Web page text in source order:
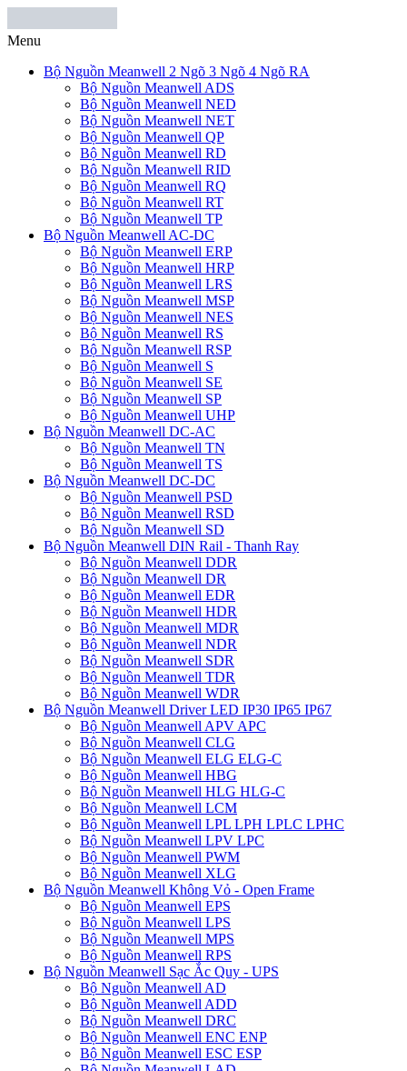
Menu
Bộ Nguồn Meanwell 2 Ngõ 3 Ngõ 4 Ngõ RA
Bộ Nguồn Meanwell ADS
Bộ Nguồn Meanwell NED
Bộ Nguồn Meanwell NET
Bộ Nguồn Meanwell QP
Bộ Nguồn Meanwell RD
Bộ Nguồn Meanwell RID
Bộ Nguồn Meanwell RQ
Bộ Nguồn Meanwell RT
Bộ Nguồn Meanwell TP
Bộ Nguồn Meanwell AC-DC
Bộ Nguồn Meanwell ERP
Bộ Nguồn Meanwell HRP
Bộ Nguồn Meanwell LRS
Bộ Nguồn Meanwell MSP
Bộ Nguồn Meanwell NES
Bộ Nguồn Meanwell RS
Bộ Nguồn Meanwell RSP
Bộ Nguồn Meanwell S
Bộ Nguồn Meanwell SE
Bộ Nguồn Meanwell SP
Bộ Nguồn Meanwell UHP
Bộ Nguồn Meanwell DC-AC
Bộ Nguồn Meanwell TN
Bộ Nguồn Meanwell TS
Bộ Nguồn Meanwell DC-DC
Bộ Nguồn Meanwell PSD
Bộ Nguồn Meanwell RSD
Bộ Nguồn Meanwell SD
Bộ Nguồn Meanwell DIN Rail - Thanh Ray
Bộ Nguồn Meanwell DDR
Bộ Nguồn Meanwell DR
Bộ Nguồn Meanwell EDR
Bộ Nguồn Meanwell HDR
Bộ Nguồn Meanwell MDR
Bộ Nguồn Meanwell NDR
Bộ Nguồn Meanwell SDR
Bộ Nguồn Meanwell TDR
Bộ Nguồn Meanwell WDR
Bộ Nguồn Meanwell Driver LED IP30 IP65 IP67
Bộ Nguồn Meanwell APV APC
Bộ Nguồn Meanwell CLG
Bộ Nguồn Meanwell ELG ELG-C
Bộ Nguồn Meanwell HBG
Bộ Nguồn Meanwell HLG HLG-C
Bộ Nguồn Meanwell LCM
Bộ Nguồn Meanwell LPL LPH LPLC LPHC
Bộ Nguồn Meanwell LPV LPC
Bộ Nguồn Meanwell PWM
Bộ Nguồn Meanwell XLG
Bộ Nguồn Meanwell Không Vỏ - Open Frame
Bộ Nguồn Meanwell EPS
Bộ Nguồn Meanwell LPS
Bộ Nguồn Meanwell MPS
Bộ Nguồn Meanwell RPS
Bộ Nguồn Meanwell Sạc Ắc Quy - UPS
Bộ Nguồn Meanwell AD
Bộ Nguồn Meanwell ADD
Bộ Nguồn Meanwell DRC
Bộ Nguồn Meanwell ENC ENP
Bộ Nguồn Meanwell ESC ESP